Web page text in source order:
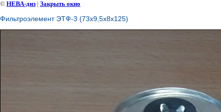
© НЕВА-диз | Закрыть окно
Фильтроэлемент ЭТФ-3 (73х9,5х8х125)